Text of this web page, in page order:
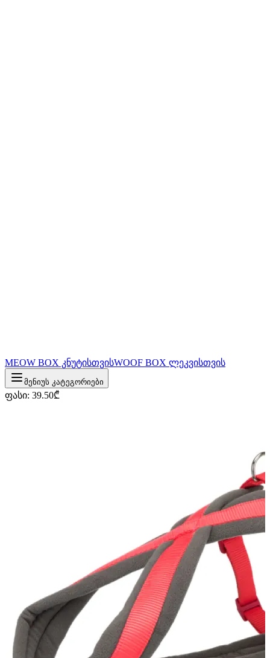
MEOW BOX კნუტისთვისWOOF BOX ლეკვისთვის
მენიუს კატეგორიები
ფასი: 39.50₾